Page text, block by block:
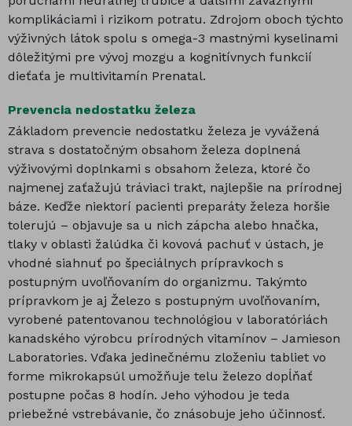
komplikáciami i rizikom potratu. Zdrojom oboch týchto
výživných látok spolu s omega-3 mastnými kyselinami
dôležitými pre vývoj mozgu a kognitívnych funkcií
dieťaťa je multivitamín Prenatal.
Prevencia nedostatku železa
Základom prevencie nedostatku železa je vyvážená
strava s dostatočným obsahom železa doplnená
výživovými doplnkami s obsahom železa, ktoré čo
najmenej zaťažujú tráviaci trakt, najlepšie na prírodnej
báze. Keďže niektorí pacienti preparáty železa horšie
tolerujú – objavuje sa u nich zápcha alebo hnačka,
tlaky v oblasti žalúdka či kovová pachuť v ústach, je
vhodné siahnuť po špeciálnych prípravkoch s
postupným uvoľňovaním do organizmu. Takýmto
prípravkom je aj Železo s postupným uvoľňovaním,
vyrobené patentovanou technológiou v laboratóriách
kanadského výrobcu prírodných vitamínov – Jamieson
Laboratories. Vďaka jedinečnému zloženiu tabliet vo
forme mikrokapsúl umožňuje telu železo dopĺňať
postupne počas 8 hodín. Jeho výhodou je teda
priebežné vstrebávanie, čo znásobuje jeho účinnosť.